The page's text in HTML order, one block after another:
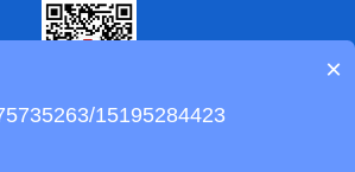
×
15195284423